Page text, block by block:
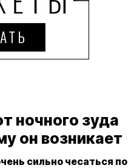
ночного зуда
он возникает
сильно чесаться по